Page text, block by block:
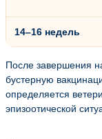
14–16 недель
После завершения
бустерную
определяется
эпизоотической